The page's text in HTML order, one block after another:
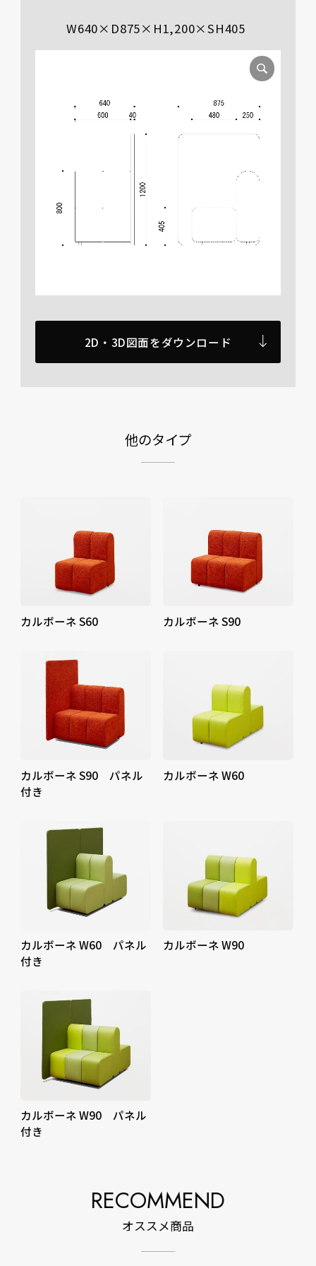
W640×D875×H1,200×SH405
2D・3D図面をダウンロード
他のタイプ
カルボーネ S60 カルボーネ S90
カルボーネ S90 パネル
付き
カルボーネ W60
カルボーネ W60 パネル
付き
カルボーネ W90
カルボーネ W90 パネル
付き
RECOMMEND
オススメ商品